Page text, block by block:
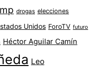
drogas elecciones
Unidos ForoTV futuro
Héctor Aguilar Camín
Leo